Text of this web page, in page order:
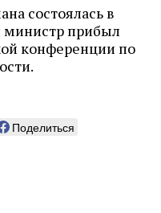
состоялась в
министр прибыл
конференции по
Поделиться